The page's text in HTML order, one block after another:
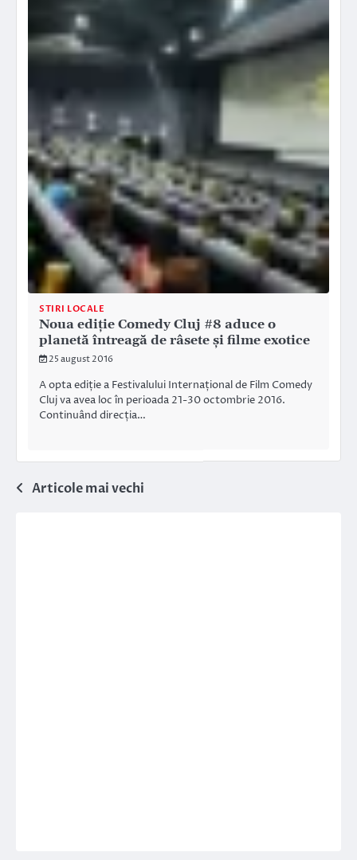
STIRI LOCALE
Noua ediție Comedy Cluj #8 aduce o
planetă întreagă de râsete și filme exotice
25 august 2016
A opta ediție a Festivalului Internațional de Film Comedy
Cluj va avea loc în perioada 21-30 octombrie 2016.
Continuând direcția…
Navigare
Articole mai vechi